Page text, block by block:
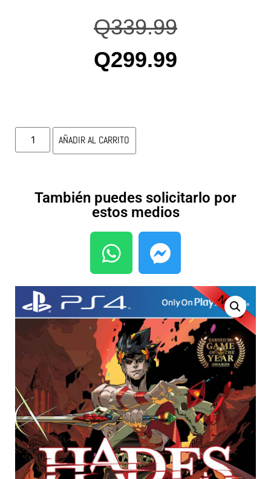
Q339.99
Q299.99
AÑADIR AL CARRITO
También puedes solicitarlo por
estos medios